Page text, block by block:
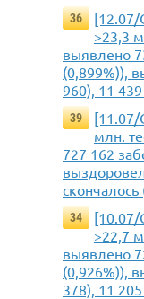
36
[12.07/
>23,3
выявлено
(0,899%)),
960), 11
39
[11.07/
млн.
727 162
скончалось
34
[10.07/
>22,7
выявлено
(0,926%)),
378), 11